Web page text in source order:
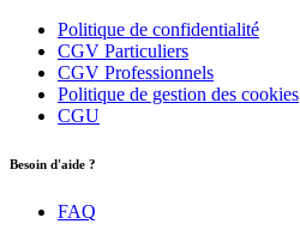
Politique de confidentialité
CGV Particuliers
CGV Professionnels
Politique de gestion des cookies
CGU
Besoin d'aide ?
FAQ